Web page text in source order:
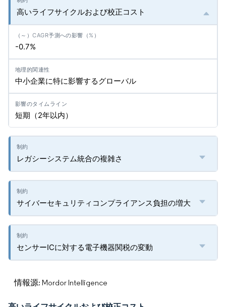
高いライフサイクルおよび校正コスト
-0.7%
中小企業に特に影響するグローバル
短期（2年以内）
レガシーシステム統合の複雑さ
サイバーセキュリティコンプライアンス負担の増大
センサーICに対する電子機器関税の変動
情報源: Mordor Intelligence